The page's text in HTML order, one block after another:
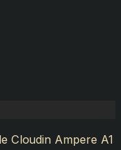
Cloudin Ampere A1